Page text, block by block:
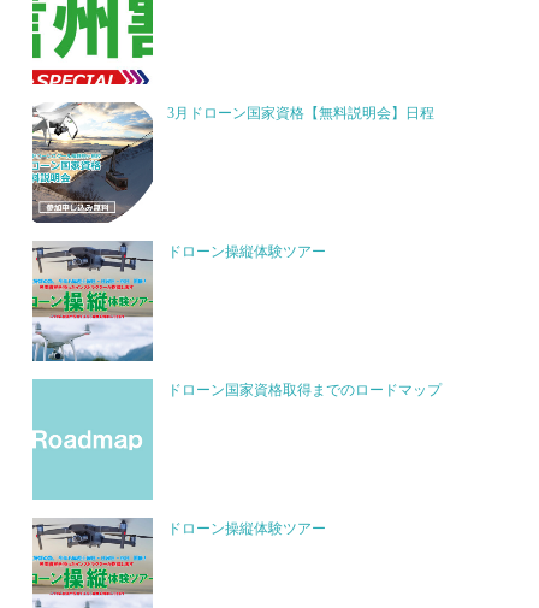
3月ドローン国家資格【無料説明会】日程
ドローン操縦体験ツアー
ドローン国家資格取得までのロードマップ
ドローン操縦体験ツアー